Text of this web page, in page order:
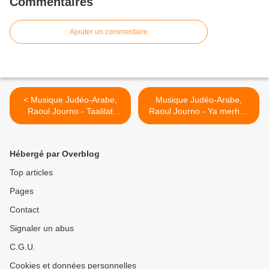
Ajouter un commentaire
< Musique Judéo-Arabe,
Raoul Journo - Taalilat
laarossa
Musique Judéo-Arabe,
Raoul Journo - Ya merhba
bouled sidi >
Hébergé par Overblog
Top articles
Pages
Contact
Signaler un abus
C.G.U.
Cookies et données personnelles